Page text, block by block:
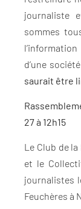
journaliste
sommes
d’une
saurait être
27 à 12h15
Le Club de
et le
journalistes
Feuchères à